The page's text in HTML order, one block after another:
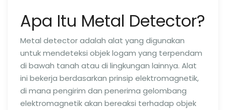
Apa Itu Metal Detector?
Metal detector adalah alat yang digunakan
untuk mendeteksi objek logam yang terpendam
di bawah tanah atau di lingkungan lainnya. Alat
ini bekerja berdasarkan prinsip elektromagnetik,
di mana pengirim dan penerima gelombang
elektromagnetik akan bereaksi terhadap objek